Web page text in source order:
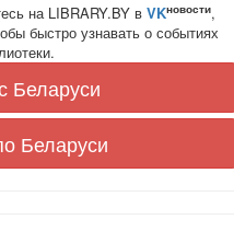
на LIBRARY.BY в VKновости,
быстро узнавать о событиях
Беларуси
Беларуси